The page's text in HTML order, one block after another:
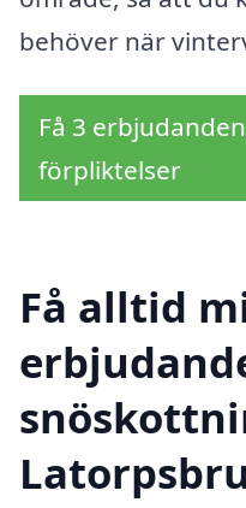
behöver när
Få 3
förpliktelser
Få alltid